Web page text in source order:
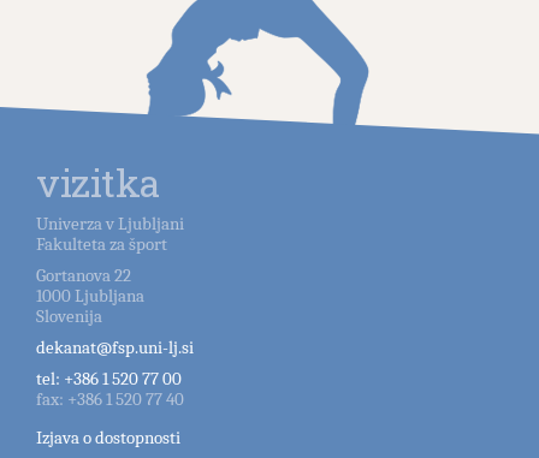
vizitka
Univerza v Ljubljani
Fakulteta za šport
Gortanova 22
1000Ljubljana
Slovenija
dekanat@fsp.uni-lj.si
tel: +386 1 520 77 00
fax: +386 1 520 77 40
Izjava o dostopnosti